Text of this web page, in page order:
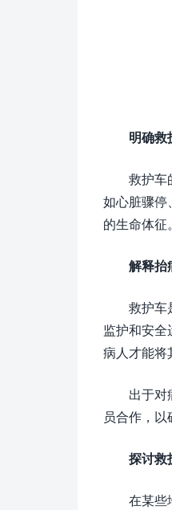
明确救
救护车
如心脏骤停
的生命体征
解释抬
救护车
监护和安
病人才能将
出于对
员合作，以
探讨救
在某些